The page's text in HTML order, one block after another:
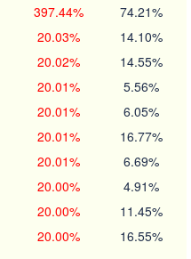
397.44% 74.21%
20.03% 14.10%
20.02% 14.55%
20.01% 5.56%
20.01% 6.05%
20.01% 16.77%
20.01% 6.69%
20.00% 4.91%
20.00% 11.45%
20.00% 16.55%